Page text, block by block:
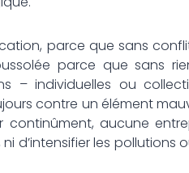
parce que sans
parce que sans
– individuelles ou
contre un élément
aucune
d’intensifier les pollutions